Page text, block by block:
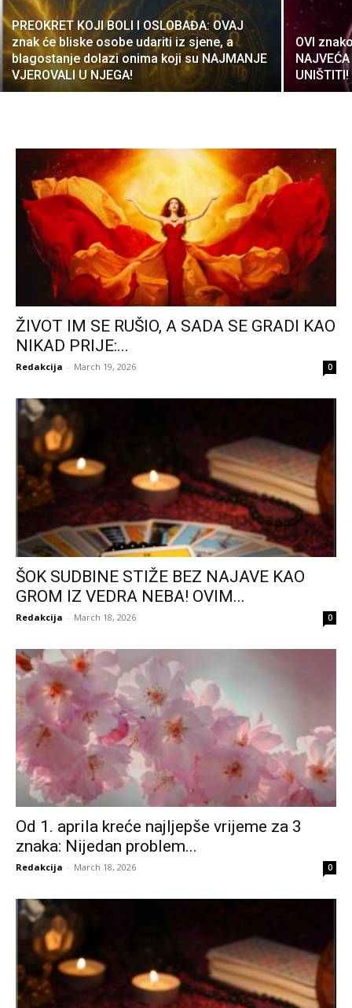
PREOKRET KOJI BOLI I OSLOBAĐA: OVAJ
znak će bliske osobe udariti iz sjene, a
blagostanje dolazi onima koji su NAJMANJE
VJEROVALI U NJEGA!
OVI
UNIŠTITI!
ŽIVOT IM SE RUŠIO, A SADA SE GRADI KAO
NIKAD PRIJE:...
Redakcija - March 19, 2026 0
ŠOK SUDBINE STIŽE BEZ NAJAVE KAO
GROM IZ VEDRA NEBA! OVIM...
Redakcija - March 18, 2026 0
Od 1. aprila kreće najljepše vrijeme za 3
znaka: Nijedan problem...
Redakcija - March 18, 2026 0